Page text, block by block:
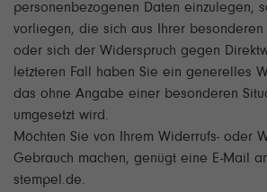
personenbezogenen Daten einzulegen,
vorliegen, die sich aus Ihrer
oder sich der Widerspruch gegen
letzteren Fall haben Sie ein generelles
das ohne Angabe einer besonderen
umgesetzt wird.
Möchten Sie von Ihrem Widerrufs- oder
Gebrauch machen, genügt eine E-Mail
stempel.de.